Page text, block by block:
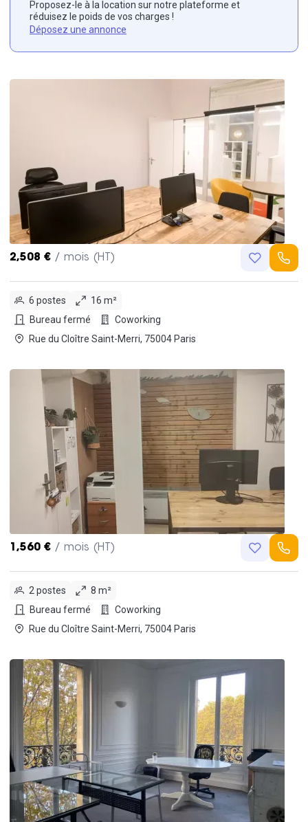
Proposez-le à la location sur notre plateforme et
réduisez le poids de vos charges !
Déposez une annonce
2,508 € / mois (HT)
6 postes
16 m²
Bureau fermé
Coworking
Rue du Cloître Saint-Merri, 75004 Paris
1,560 € / mois (HT)
2 postes
8 m²
Bureau fermé
Coworking
Rue du Cloître Saint-Merri, 75004 Paris